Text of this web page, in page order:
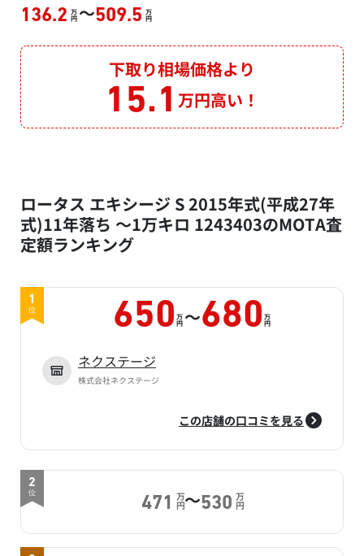
136.2 万
円 ～509.5 万
円
下取り相場価格より
15.1 万円高い！
ロータス エキシージ S 2015年式(平成27年
式)11年落ち ～1万キロ 1243403のMOTA査
定額ランキング
1
位 650 万
円 ～680 万
円
ネクステージ
株式会社ネクステージ
この店舗の口コミを見る
2
位
471 万
円～530 万
円